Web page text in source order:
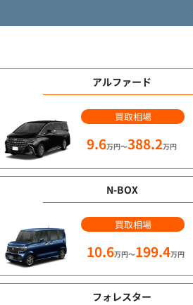
アルファード
買取相場
9.6万円～388.2万円
N-BOX
買取相場
10.6万円～199.4万円
フォレスター